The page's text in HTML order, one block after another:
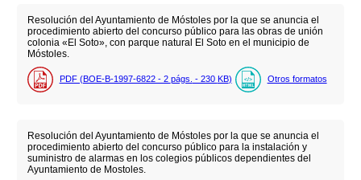
Resolución del Ayuntamiento de Móstoles por la que se anuncia el
procedimiento abierto del concurso público para las obras de unión
colonia «El Soto», con parque natural El Soto en el municipio de
Móstoles.
PDF (BOE-B-1997-6822 - 2 págs. - 230 KB) Otros formatos
Resolución del Ayuntamiento de Móstoles por la que se anuncia el
procedimiento abierto del concurso público para la instalación y
suministro de alarmas en los colegios públicos dependientes del
Ayuntamiento de Mostoles.